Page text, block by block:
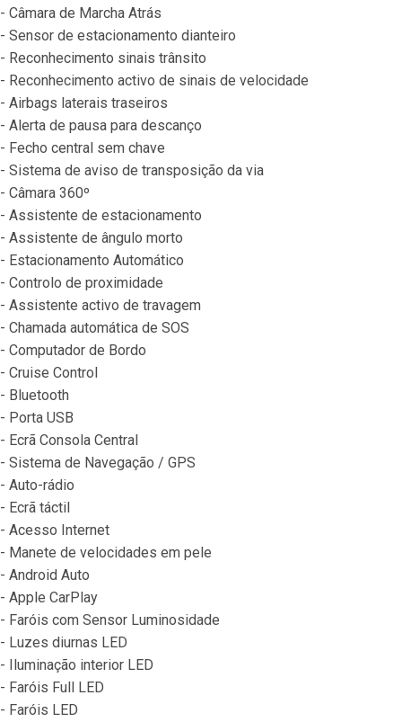
- Câmara de Marcha Atrás
- Sensor de estacionamento dianteiro
- Reconhecimento sinais trânsito
- Reconhecimento activo de sinais de velocidade
- Airbags laterais traseiros
- Alerta de pausa para descanço
- Fecho central sem chave
- Sistema de aviso de transposição da via
- Câmara 360º
- Assistente de estacionamento
- Assistente de ângulo morto
- Estacionamento Automático
- Controlo de proximidade
- Assistente activo de travagem
- Chamada automática de SOS
- Computador de Bordo
- Cruise Control
- Bluetooth
- Porta USB
- Ecrã Consola Central
- Sistema de Navegação / GPS
- Auto-rádio
- Ecrã táctil
- Acesso Internet
- Manete de velocidades em pele
- Android Auto
- Apple CarPlay
- Faróis com Sensor Luminosidade
- Luzes diurnas LED
- Iluminação interior LED
- Faróis Full LED
- Faróis LED